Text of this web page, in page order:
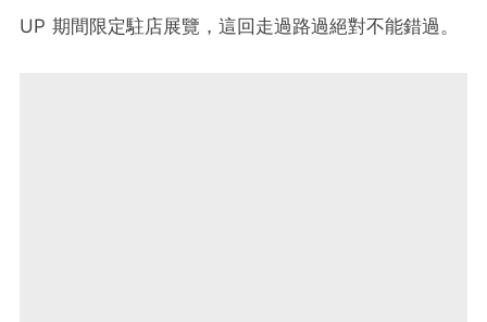
UP 期間限定駐店展覽，這回走過路過絕對不能錯過。